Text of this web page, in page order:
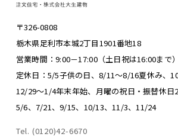
〒326-0808
栃木県足利市本城2丁目1901番地18
営業時間：9:00－17:00（土日祝は16:00まで）
定休日：5/5子供の日、8/11～8/16夏休み、
12/29～1/4年末年始、 月曜の祝日・振替休日
5/6、7/21、9/15、10/13、11/3、11/24
Tel. (0120)42-6670